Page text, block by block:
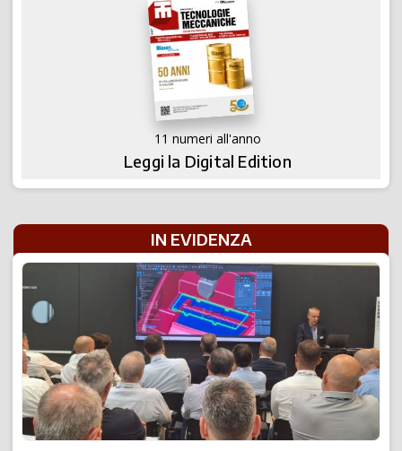
11 numeri all'anno
Leggi la Digital Edition
IN EVIDENZA